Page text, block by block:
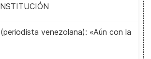
venezolana): «Aún con la